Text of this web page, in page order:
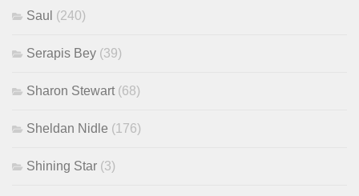
Saul (240)
Serapis Bey (39)
Sharon Stewart (68)
Sheldan Nidle (176)
Shining Star (3)